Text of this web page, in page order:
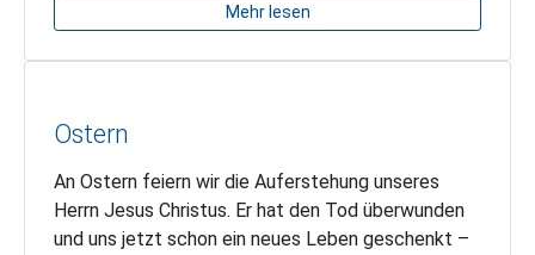
Mehr lesen
Ostern
An Ostern feiern wir die Auferstehung unseres
Herrn Jesus Christus. Er hat den Tod überwunden
und uns jetzt schon ein neues Leben geschenkt –